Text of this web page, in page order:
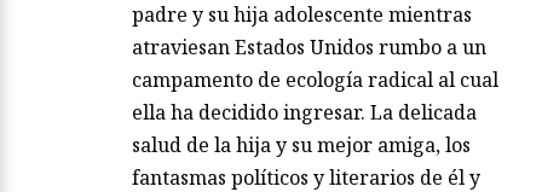
padre y su hija adolescente mientras
atraviesan Estados Unidos rumbo a un
campamento de ecología radical al cual
ella ha decidido ingresar. La delicada
salud de la hija y su mejor amiga, los
fantasmas políticos y literarios de él y